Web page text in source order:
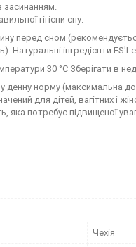
гігієни сну.
перед сном
Натуральні інгредієнти
30 °C Зберігати в
норму (максимальна
для дітей, вагітних і
яка потребує підвищеної
Чехія